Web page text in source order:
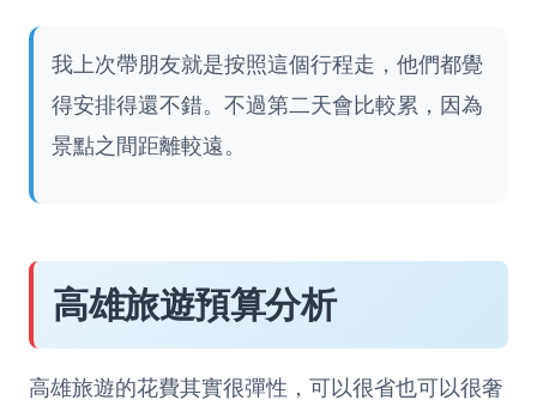
我上次帶朋友就是按照這個行程走，他們都覺
得安排得還不錯。不過第二天會比較累，因為
景點之間距離較遠。
高雄旅遊預算分析
高雄旅遊的花費其實很彈性，可以很省也可以很奢